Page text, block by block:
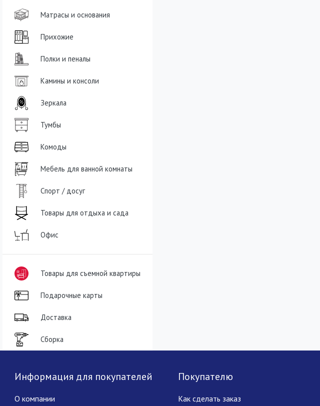
Матрасы и основания
Прихожие
Полки и пеналы
Камины и консоли
Зеркала
Тумбы
Комоды
Мебель для ванной комнаты
Спорт / досуг
Товары для отдыха и сада
Офис
Товары для съемной квартиры
Подарочные карты
Доставка
Сборка
Информация для покупателей
О компании
Покупателю
Как сделать заказ